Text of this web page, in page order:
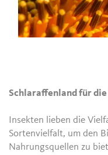
Schlaraffenland für die
Insekten lieben die
Sortenvielfalt, um den
Nahrungsquellen zu